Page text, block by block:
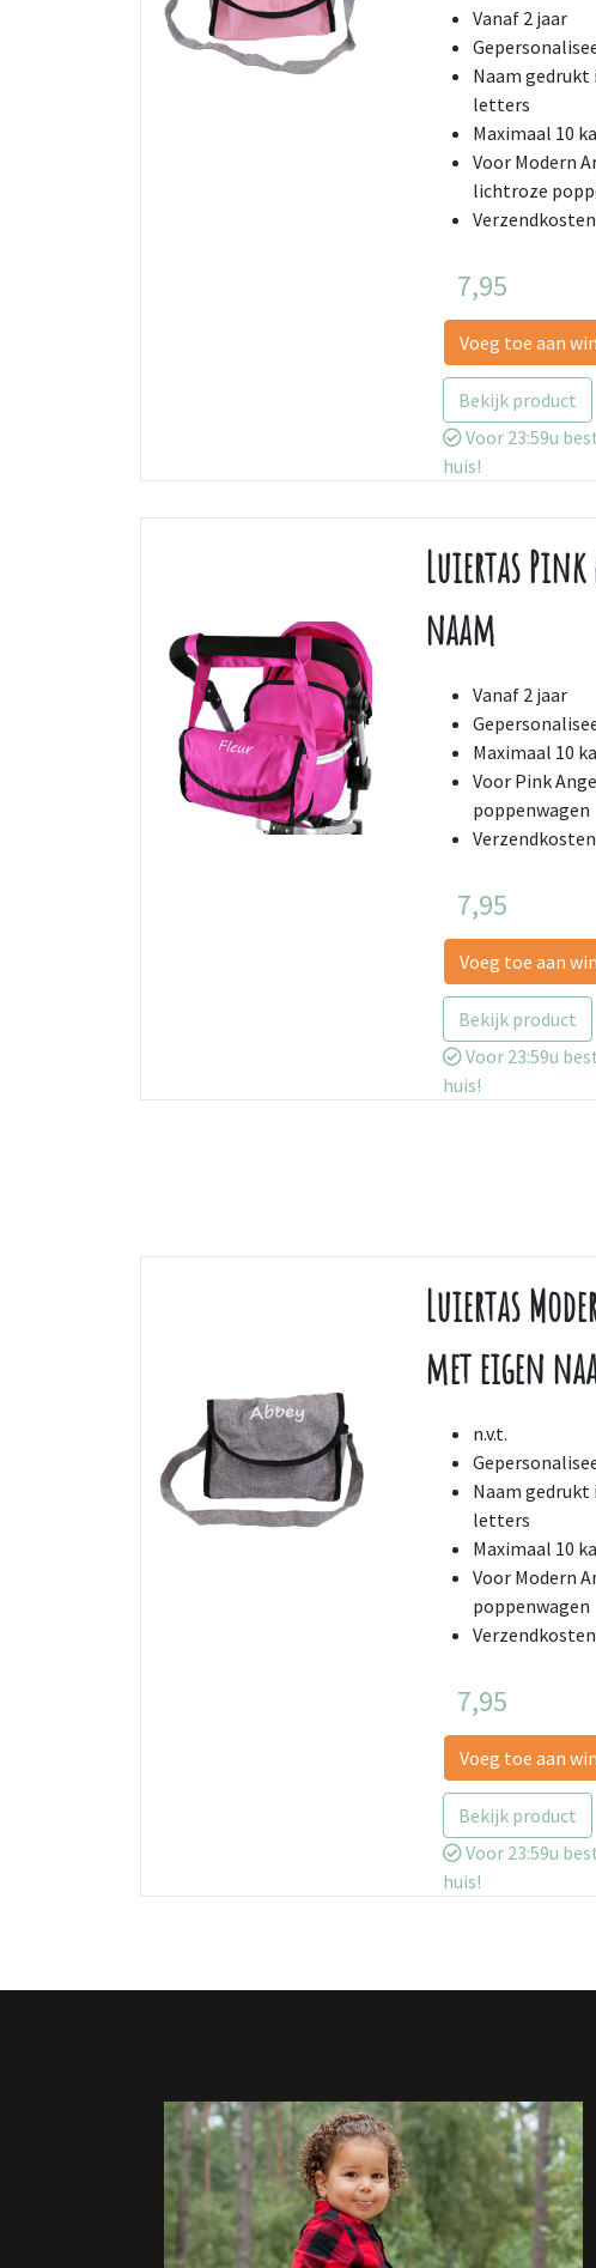
Vanaf 2 jaar
Naam gedrukt
letters
Maximaal 10
Voor Modern
lichtroze
7,95
Voeg toe aan
Bekijk product
Voor 23:59u
huis!
Luiertas
naam
Vanaf 2 jaar
Maximaal 10
Voor Pink
poppenwagen
7,95
Voeg toe aan
Bekijk product
Voor 23:59u
huis!
Luiertas
met eigen
n.v.t.
Naam
letters
Maximaal 10
Voor Modern
poppenwagen
7,95
Voeg toe aan
Bekijk product
Voor 23:59u
huis!